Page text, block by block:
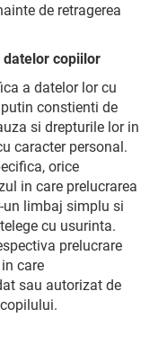
de retragerea
copiilor
a datelor lor cu
constienti de
si drepturile lor in
caracter personal.
orice
in care prelucrarea
un limbaj simplu si
cu usurinta.
prelucrare
care
sau autorizat de